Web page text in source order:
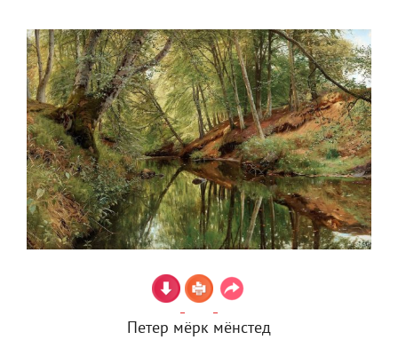
Петер мёрк мёнстед